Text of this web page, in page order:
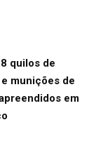
quilos de
munições de
em